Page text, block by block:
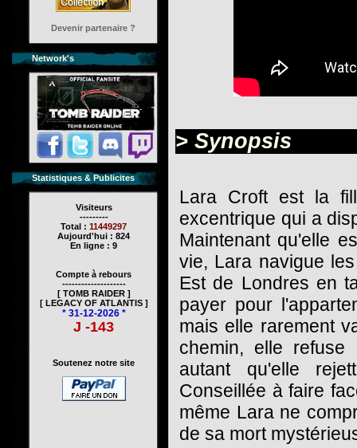
Devenir partenaire ?
Network's
Statistiques & Publicites
Visiteurs
---------
Total : 11449297
Aujourd'hui : 824
En ligne : 9
Compte à rebours
--------------------
[ TOMB RAIDER ]
[ LEGACY OF ATLANTIS ]
* 31-12-2026 *
J -143
Soutenez notre site
> Synopsis
Lara Croft est la
excentrique qui a
Maintenant qu'elle
vie, Lara navigue
Est de Londres en
payer pour
mais elle rarement
chemin, elle
autant qu'elle
Conseillée à faire
même Lara ne
de sa mort